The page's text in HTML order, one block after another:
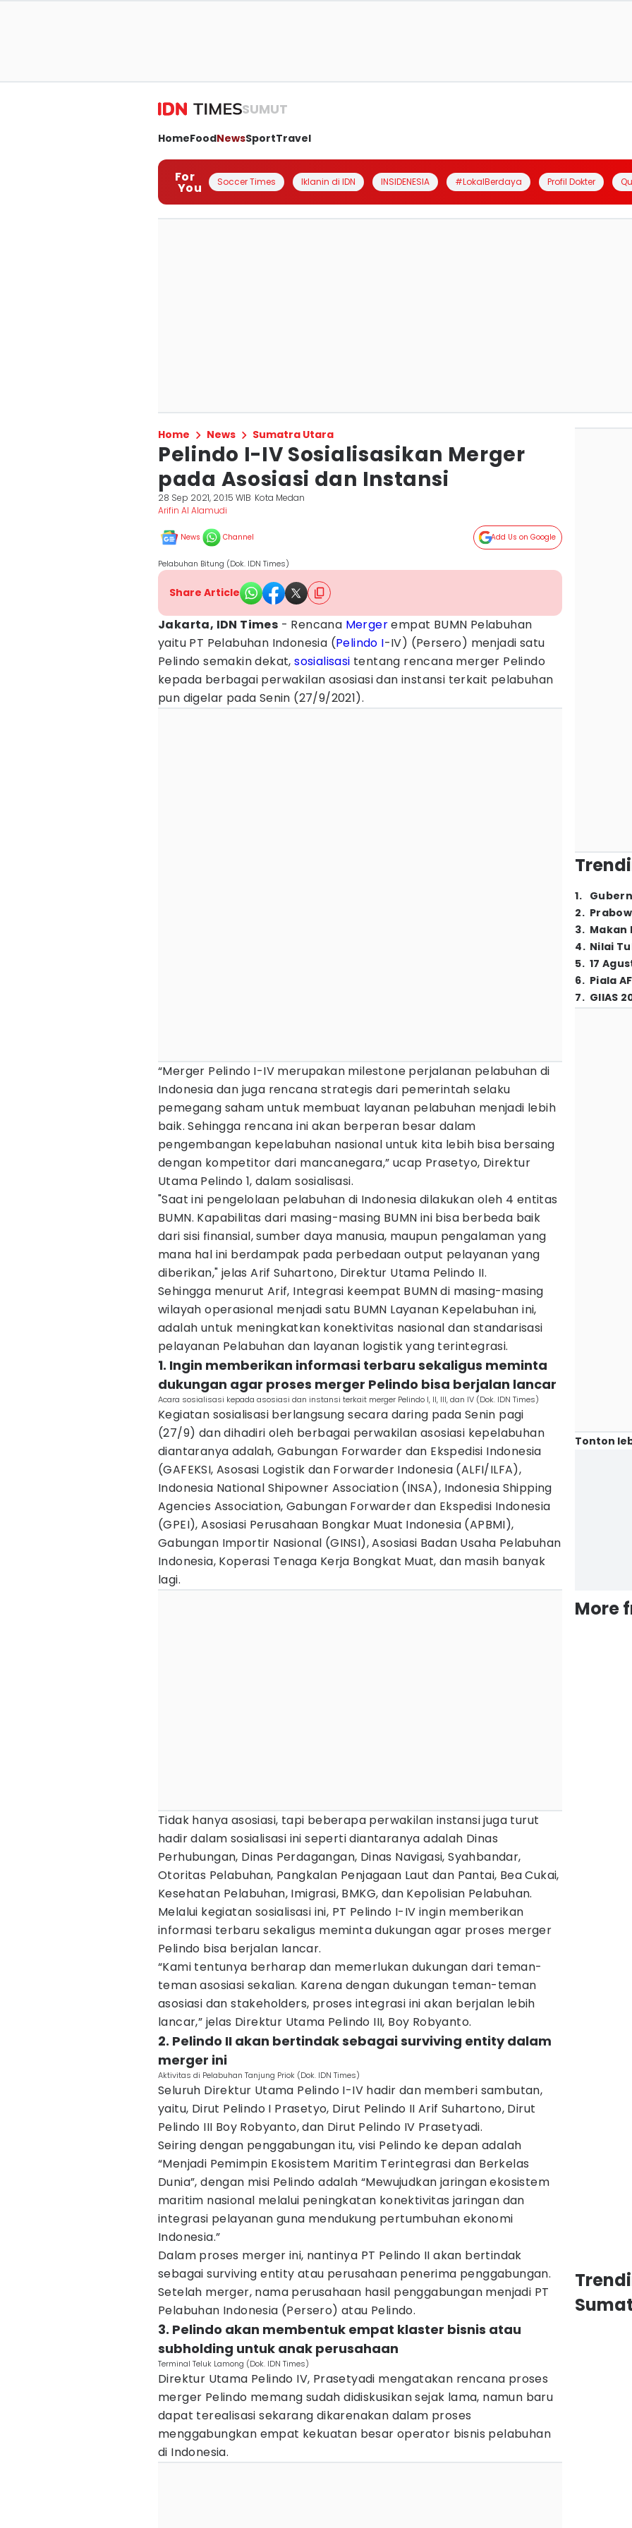
SUMUT
HomeFoodNewsSportTravel
For
You Soccer Times Iklanin di IDN INSIDENESIA #LokalBerdaya Profil Dokter
Home News Sumatra Utara
Pelindo I-IV Sosialisasikan Merger
pada Asosiasi dan Instansi
28 Sep 2021, 20:15 WIB Kota Medan
Arifin Al Alamudi
News Channel Add Us on Google
Pelabuhan Bitung (Dok. IDN Times)
Share Article
Jakarta, IDN Times - Rencana Mergerempat BUMN Pelabuhan
yaitu PT Pelabuhan Indonesia (Pelindo I-IV) (Persero) menjadi satu
Pelindo semakin dekat,sosialisasi tentang rencana merger Pelindo
kepada berbagai perwakilan asosiasi dan instansi terkait pelabuhan
pun digelar pada Senin (27/9/2021).
“Merger Pelindo I-IV merupakan milestone perjalanan pelabuhan di
Indonesia dan juga rencana strategis dari pemerintah selaku
pemegang saham untuk membuat layanan pelabuhan menjadi lebih
baik. Sehingga rencana ini akan berperan besar dalam
pengembangan kepelabuhan nasional untuk kita lebih bisa bersaing
dengan kompetitor dari mancanegara,” ucap Prasetyo, Direktur
Utama Pelindo 1, dalam sosialisasi.
"Saat ini pengelolaan pelabuhan di Indonesia dilakukan oleh 4 entitas
BUMN. Kapabilitas dari masing-masing BUMN ini bisa berbeda baik
dari sisi finansial, sumber daya manusia, maupun pengalaman yang
mana hal ini berdampak pada perbedaan output pelayanan yang
diberikan," jelas Arif Suhartono, Direktur Utama Pelindo II.
Sehingga menurut Arif, Integrasi keempat BUMN di masing-masing
wilayah operasional menjadi satu BUMN Layanan Kepelabuhan ini,
adalah untuk meningkatkan konektivitas nasional dan standarisasi
pelayanan Pelabuhan dan layanan logistik yang terintegrasi.
1. Ingin memberikan informasi terbaru sekaligus meminta
dukungan agar proses merger Pelindo bisa berjalan lancar
Acara sosialisasi kepada asosiasi dan instansi terkait merger Pelindo I, II, III, dan IV (Dok. IDN Times)
Kegiatan sosialisasi berlangsung secara daring pada Senin pagi
(27/9) dan dihadiri oleh berbagai perwakilan asosiasi kepelabuhan
diantaranya adalah, Gabungan Forwarder dan Ekspedisi Indonesia
(GAFEKSI, Asosasi Logistik dan Forwarder Indonesia (ALFI/ILFA),
Indonesia National Shipowner Association (INSA), Indonesia Shipping
Agencies Association, Gabungan Forwarder dan Ekspedisi Indonesia
(GPEI), Asosiasi Perusahaan Bongkar Muat Indonesia (APBMI),
Gabungan Importir Nasional (GINSI), Asosiasi Badan Usaha Pelabuhan
Indonesia, Koperasi Tenaga Kerja Bongkat Muat, dan masih banyak
lagi.
Tidak hanya asosiasi, tapi beberapa perwakilan instansi juga turut
hadir dalam sosialisasi ini seperti diantaranya adalah Dinas
Perhubungan, Dinas Perdagangan, Dinas Navigasi, Syahbandar,
Otoritas Pelabuhan, Pangkalan Penjagaan Laut dan Pantai, Bea Cukai,
Kesehatan Pelabuhan, Imigrasi, BMKG, dan Kepolisian Pelabuhan.
Melalui kegiatan sosialisasi ini, PT Pelindo I-IV ingin memberikan
informasi terbaru sekaligus meminta dukungan agar proses merger
Pelindo bisa berjalan lancar.
“Kami tentunya berharap dan memerlukan dukungan dari teman-
teman asosiasi sekalian. Karena dengan dukungan teman-teman
asosiasi dan stakeholders, proses integrasi ini akan berjalan lebih
lancar,” jelas Direktur Utama Pelindo III, Boy Robyanto.
2. Pelindo II akan bertindak sebagai surviving entity dalam
merger ini
Aktivitas di Pelabuhan Tanjung Priok (Dok. IDN Times)
Seluruh Direktur Utama Pelindo I-IV hadir dan memberi sambutan,
yaitu, Dirut Pelindo I Prasetyo, Dirut Pelindo II Arif Suhartono, Dirut
Pelindo III Boy Robyanto, dan Dirut Pelindo IV Prasetyadi.
Seiring dengan penggabungan itu, visi Pelindo ke depan adalah
“Menjadi Pemimpin Ekosistem Maritim Terintegrasi dan Berkelas
Dunia”, dengan misi Pelindo adalah “Mewujudkan jaringan ekosistem
maritim nasional melalui peningkatan konektivitas jaringan dan
integrasi pelayanan guna mendukung pertumbuhan ekonomi
Indonesia.”
Dalam proses merger ini, nantinya PT Pelindo II akan bertindak
sebagai surviving entity atau perusahaan penerima penggabungan.
Setelah merger, nama perusahaan hasil penggabungan menjadi PT
Pelabuhan Indonesia (Persero) atau Pelindo.
3. Pelindo akan membentuk empat klaster bisnis atau
subholding untuk anak perusahaan
Terminal Teluk Lamong (Dok. IDN Times)
Direktur Utama Pelindo IV, Prasetyadi mengatakan rencana proses
merger Pelindo memang sudah didiskusikan sejak lama, namun baru
dapat terealisasi sekarang dikarenakan dalam proses
menggabungkan empat kekuatan besar operator bisnis pelabuhan
di Indonesia.
1.
2.
3. Makan
4. Nilai
5. 17
6. Piala
7. GIIAS
Tonton
More